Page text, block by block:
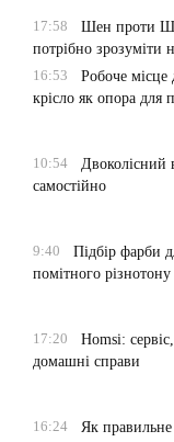
17:58
Шен проти
потрібно зрозуміти
16:53
Робоче місце
крісло як опора для
10:54
Двоколісний
самостійно
9:40
Підбір фарби
помітного різнотону
17:20
Homsi:
домашні справи
16:24
Як правильне